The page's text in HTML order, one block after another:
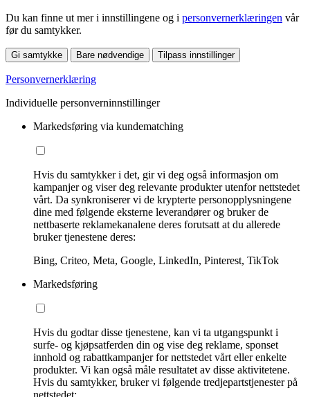
Du kan finne ut mer i innstillingene og i personvernerklæringen vår
før du samtykker.
Gi samtykke Bare nødvendige Tilpass innstillinger
Personvernerklæring
Individuelle personverninnstillinger
Markedsføring via kundematching
Hvis du samtykker i det, gir vi deg også informasjon om
kampanjer og viser deg relevante produkter utenfor nettstedet
vårt. Da synkroniserer vi de krypterte personopplysningene
dine med følgende eksterne leverandører og bruker de
nettbaserte reklamekanalene deres forutsatt at du allerede
bruker tjenestene deres:
Bing, Criteo, Meta, Google, LinkedIn, Pinterest, TikTok
Markedsføring
Hvis du godtar disse tjenestene, kan vi ta utgangspunkt i
surfe- og kjøpsatferden din og vise deg reklame, sponset
innhold og rabattkampanjer for nettstedet vårt eller enkelte
produkter. Vi kan også måle resultatet av disse aktivitetene.
Hvis du samtykker, bruker vi følgende tredjepartstjenester på